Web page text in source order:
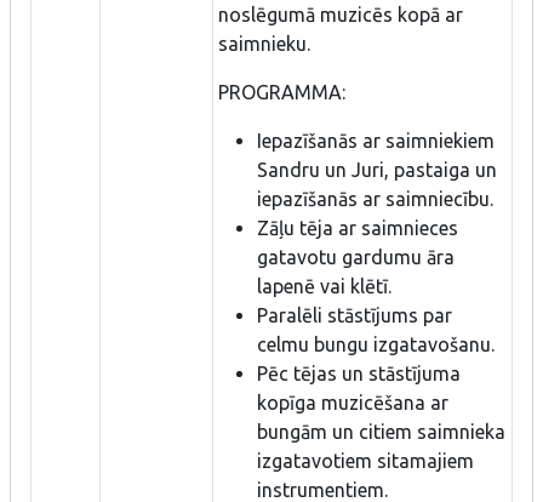
noslēgumā muzicēs kopā ar
saimnieku.
PROGRAMMA:
Iepazīšanās ar saimniekiem
Sandru un Juri, pastaiga un
iepazīšanās ar saimniecību.
Zāļu tēja ar saimnieces
gatavotu gardumu āra
lapenē vai klētī.
Paralēli stāstījums par
celmu bungu izgatavošanu.
Pēc tējas un stāstījuma
kopīga muzicēšana ar
bungām un citiem saimnieka
izgatavotiem sitamajiem
instrumentiem.